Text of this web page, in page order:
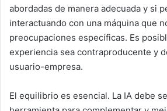
abordadas de manera adecuada y si
interactuando con una máquina que
preocupaciones específicas. Es
experiencia sea contraproducente y
usuario-empresa.
El equilibrio es esencial. La IA debe